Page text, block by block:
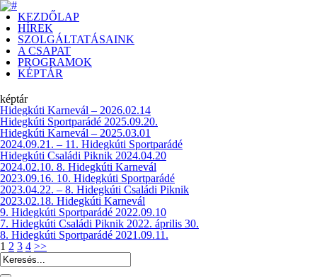
KEZDŐLAP
HÍREK
SZOLGÁLTATÁSAINK
A CSAPAT
PROGRAMOK
KÉPTÁR
képtár
Hidegkúti Karnevál – 2026.02.14
Hidegkúti Sportparádé 2025.09.20.
Hidegkúti Karnevál – 2025.03.01
2024.09.21. – 11. Hidegkúti Sportparádé
Hidegkúti Családi Piknik 2024.04.20
2024.02.10. 8. Hidegkúti Karnevál
2023.09.16. 10. Hidegkúti Sportparádé
2023.04.22. – 8. Hidegkúti Családi Piknik
2023.02.18. Hidegkúti Karnevál
9. Hidegkúti Sportparádé 2022.09.10
7. Hidegkúti Családi Piknik 2022. április 30.
8. Hidegkúti Sportparádé 2021.09.11.
1 2 3 4 >>